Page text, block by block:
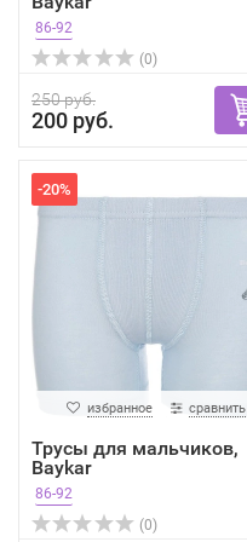
86-92
(0)
250 руб.
200 руб.
-20%
избранное сравнить
Трусы для мальчиков,
Baykar
86-92
(0)